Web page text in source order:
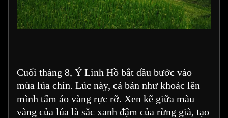
Cuối tháng 8, Ý Linh Hồ bắt đầu bước vào
mùa lúa chín. Lúc này, cả bản như khoác lên
mình tấm áo vàng rực rỡ. Xen kẽ giữa màu
vàng của lúa là sắc xanh đậm của rừng già, tạo